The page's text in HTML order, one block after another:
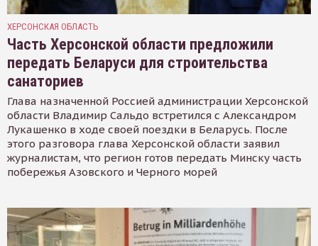
ХЕРСОНСКАЯ ОБЛАСТЬ
Часть Херсонской области предложили
передать Беларуси для строительства
санаториев
Глава назначенной Россией администрации Херсонской
области Владимир Сальдо встретился с Александром
Лукашенко в ходе своей поездки в Беларусь. После
этого разговора глава Херсонской области заявил
журналистам, что регион готов передать Минску часть
побережья Азовского и Черного морей